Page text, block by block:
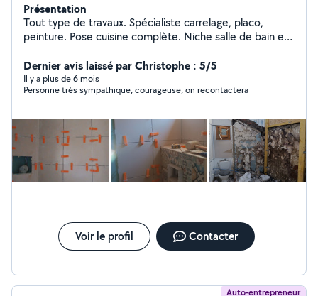
Présentation
Tout type de travaux. Spécialiste carrelage, placo,
peinture. Pose cuisine complète. Niche salle de bain et
Dernier avis laissé par Christophe : 5/5
Il y a plus de 6 mois
Personne très sympathique, courageuse, on recontactera
Voir le profil Contacter
Auto-entrepreneur